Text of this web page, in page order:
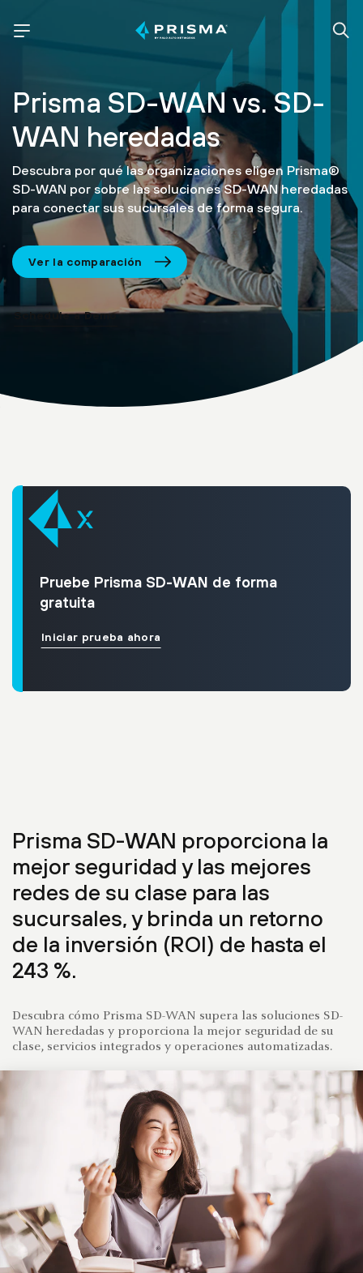
Prisma SD-WAN vs. SD-
WAN heredadas
Descubra por qué las organizaciones eligen Prisma®
SD-WAN por sobre las soluciones SD-WAN heredadas
para conectar sus sucursales de forma segura.
Ver la comparación
Schedule a Demo
Pruebe Prisma SD-WAN de forma
gratuita
Iniciar prueba ahora
Prisma SD-WAN proporciona la
mejor seguridad y las mejores
redes de su clase para las
sucursales, y brinda un retorno
de la inversión (ROI) de hasta el
243 %.
Descubra cómo Prisma SD-WAN supera las soluciones SD-
WAN heredadas y proporciona la mejor seguridad de su
clase, servicios integrados y operaciones automatizadas.